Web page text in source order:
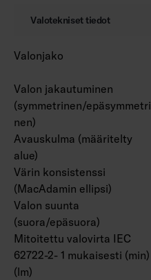
Valotekniset tiedot
Valonjako
Valon jakautuminen
(symmetrinen/epäsymmetri
nen)
Avauskulma (määritelty
alue)
Värin konsistenssi
(MacAdamin ellipsi)
Valon suunta
(suora/epäsuora)
Mitoitettu valovirta IEC
62722-2- 1 mukaisesti (min)
(lm)